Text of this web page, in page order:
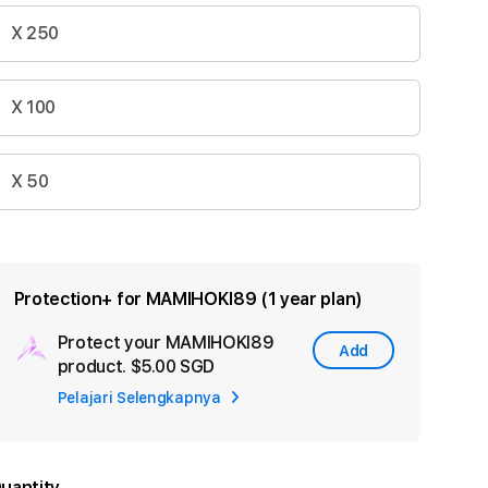
X 250
X 100
X 50
Protection+ for MAMIHOKI89 (1 year plan)
Protect your MAMIHOKI89
product. $5.00 SGD
Pelajari Selengkapnya
Add
Apple
Add